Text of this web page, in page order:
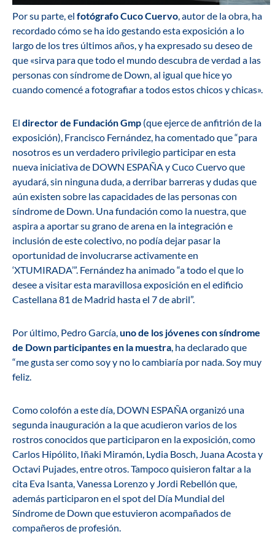
Por su parte, el fotógrafo Cuco Cuervo, autor de la obra, ha
recordado cómo se ha ido gestando esta exposición a lo
largo de los tres últimos años, y ha expresado su deseo de
que «sirva para que todo el mundo descubra de verdad a las
personas con síndrome de Down, al igual que hice yo
cuando comencé a fotografiar a todos estos chicos y chicas».
El director de Fundación Gmp (que ejerce de anfitrión de la
exposición), Francisco Fernández, ha comentado que “para
nosotros es un verdadero privilegio participar en esta
nueva iniciativa de DOWN ESPAÑA y Cuco Cuervo que
ayudará, sin ninguna duda, a derribar barreras y dudas que
aún existen sobre las capacidades de las personas con
síndrome de Down. Una fundación como la nuestra, que
aspira a aportar su grano de arena en la integración e
inclusión de este colectivo, no podía dejar pasar la
oportunidad de involucrarse activamente en
‘XTUMIRADA’”. Fernández ha animado “a todo el que lo
desee a visitar esta maravillosa exposición en el edificio
Castellana 81 de Madrid hasta el 7 de abril”.
Por último, Pedro García,uno de los jóvenes con síndrome
de Down participantes en la muestra, ha declarado que
“me gusta ser como soy y no lo cambiaría por nada. Soy muy
feliz.
Como colofón a este día, DOWN ESPAÑA organizó una
segunda inauguración a la que acudieron varios de los
rostros conocidos que participaron en la exposición, como
Carlos Hipólito, Iñaki Miramón, Lydia Bosch, Juana Acosta y
Octavi Pujades, entre otros. Tampoco quisieron faltar a la
cita Eva Isanta, Vanessa Lorenzo y Jordi Rebellón que,
además participaron en el spot del Día Mundial del
Síndrome de Down que estuvieron acompañados de
compañeros de profesión.